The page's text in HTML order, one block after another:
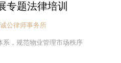
专题法律培训
公律师事务所
系，规范物业管理市场秩序